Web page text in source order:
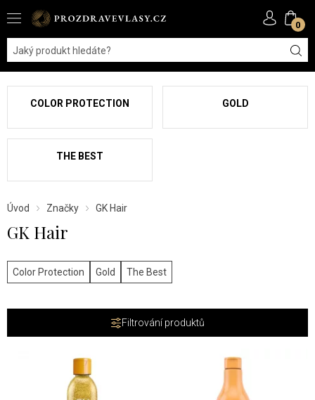
0
Úvod Značky GK Hair
GK Hair
Color Protection Gold The Best
COLOR PROTECTION GOLD
THE BEST
Filtrování produktů